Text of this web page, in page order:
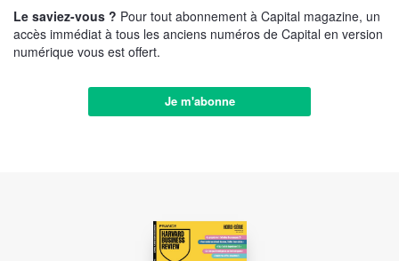
Le saviez-vous ? Pour tout abonnement à Capital magazine, un
accès immédiat à tous les anciens numéros de Capital en version
numérique vous est offert.
Je m'abonne